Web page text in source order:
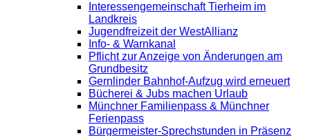
Interessengemeinschaft Tierheim im
Landkreis
Jugendfreizeit der WestAllianz
Info- & Warnkanal
Pflicht zur Anzeige von Änderungen am
Grundbesitz
Gernlinder Bahnhof-Aufzug wird erneuert
Bücherei & Jubs machen Urlaub
Münchner Familienpass & Münchner
Ferienpass
Bürgermeister-Sprechstunden in Präsenz